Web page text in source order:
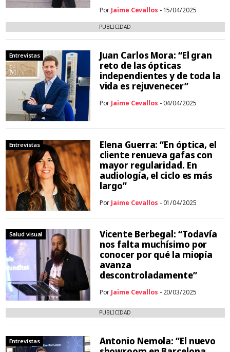
Por Jaime Cevallos - 15/04/2025
PUBLICIDAD
Entrevistas
Juan Carlos Mora: “El gran
reto de las ópticas
independientes y de toda la
vida es rejuvenecer”
Por Jaime Cevallos - 04/04/2025
Entrevistas
Elena Guerra: “En óptica, el
cliente renueva gafas con
mayor regularidad. En
audiología, el ciclo es más
largo”
PorJaime Cevallos - 01/04/2025
Salud visual
Vicente Berbegal: “Todavía
nos falta muchísimo por
conocer por qué la miopía
avanza
descontroladamente”
PorJaime Cevallos - 20/03/2025
PUBLICIDAD
Entrevistas
Antonio Nemola: “El nuevo